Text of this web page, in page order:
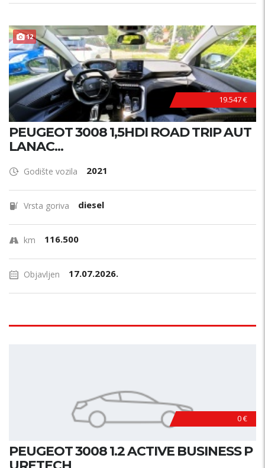
12
19.547 €
PEUGEOT 3008 1,5HDI ROAD TRIP AUT
LANAC...
Godište vozila 2021
Vrsta goriva diesel
km 116.500
Objavljen 17.07.2026.
0 €
PEUGEOT 3008 1.2 ACTIVE BUSINESS P